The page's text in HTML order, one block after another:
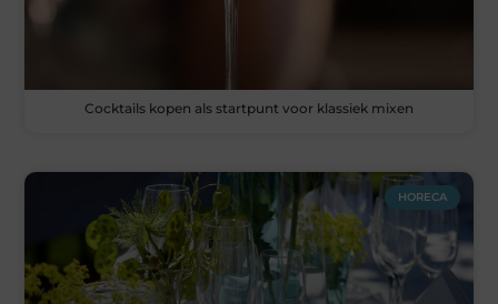
Cocktails kopen als startpunt voor klassiek mixen
HORECA